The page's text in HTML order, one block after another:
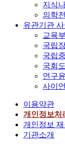
지식
의학
유관기관
교육
국립
국립
국회
연구
사이
이용약관
개인정보처
개인정보 재
기관소개